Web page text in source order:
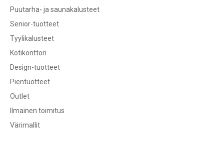
Puutarha- ja saunakalusteet
Senior-tuotteet
Tyylikalusteet
Kotikonttori
Design-tuotteet
Pientuotteet
Outlet
Ilmainen toimitus
Värimallit